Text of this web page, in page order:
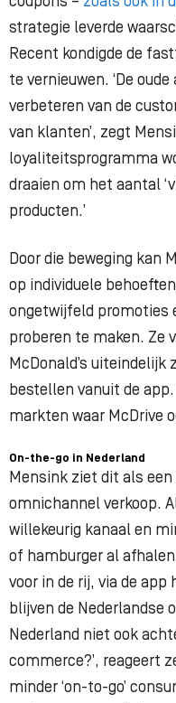
strategie leverde
Recent kondigde de
te vernieuwen. ‘De
verbeteren van de
van klanten’, zegt
loyaliteitsprogramma
draaien om het aantal
producten.’
Door die beweging kan
op individuele
ongetwijfeld promoties
proberen te maken. Ze
McDonald’s
bestellen vanuit de app.
markten waar McDrive
On-the-go in Nederland
Mensink ziet dit als
omnichannel verkoop.
willekeurig kanaal en
of hamburger al
voor in de rij, via de app
blijven de Nederlandse
Nederland niet ook
commerce?’, reageert
minder ‘on-to-go’